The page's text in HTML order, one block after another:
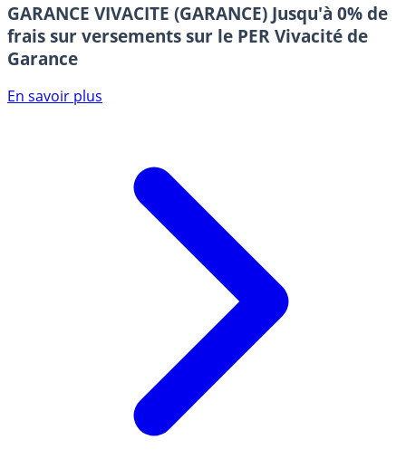
GARANCE VIVACITE (GARANCE) Jusqu'à 0% de
frais sur versements sur le PER Vivacité de
Garance
En savoir plus